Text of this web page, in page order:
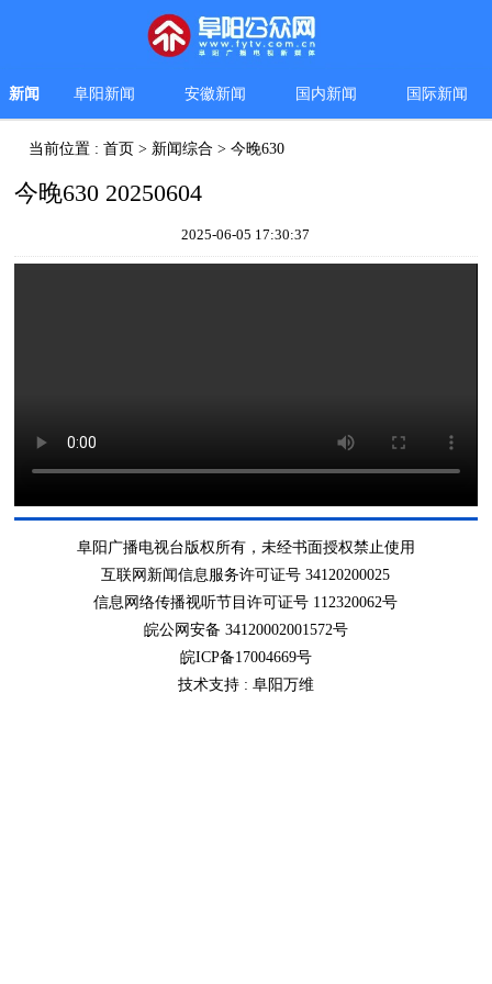
新闻 阜阳新闻 安徽新闻 国内新闻 国际新闻
当前位置 :首页 > 新闻综合 >今晚630
今晚630 20250604
2025-06-05 17:30:37
阜阳广播电视台版权所有，未经书面授权禁止使用
互联网新闻信息服务许可证号 34120200025
信息网络传播视听节目许可证号 112320062号
皖公网安备 34120002001572号
皖ICP备17004669号
技术支持 : 阜阳万维